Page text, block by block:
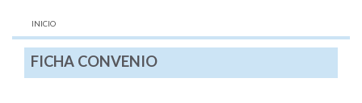
AQUÍ:
INICIO
FICHA CONVENIO